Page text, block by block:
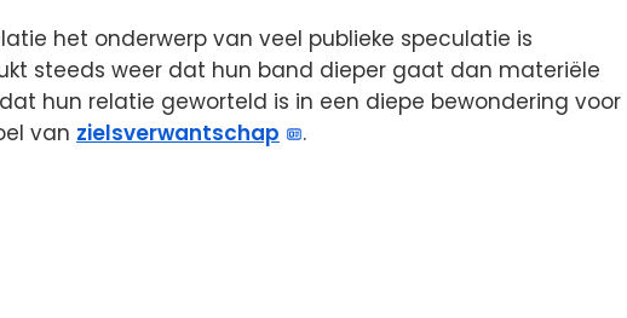
het onderwerp van veel publieke speculatie is
steeds weer dat hun band dieper gaat dan materiële
dat hun relatie geworteld is in een diepe bewondering voor
van zielsverwantschap .